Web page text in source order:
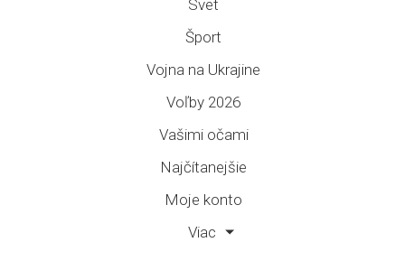
Svet
Šport
Vojna na Ukrajine
Voľby 2026
Vašimi očami
Najčítanejšie
Moje konto
Viac